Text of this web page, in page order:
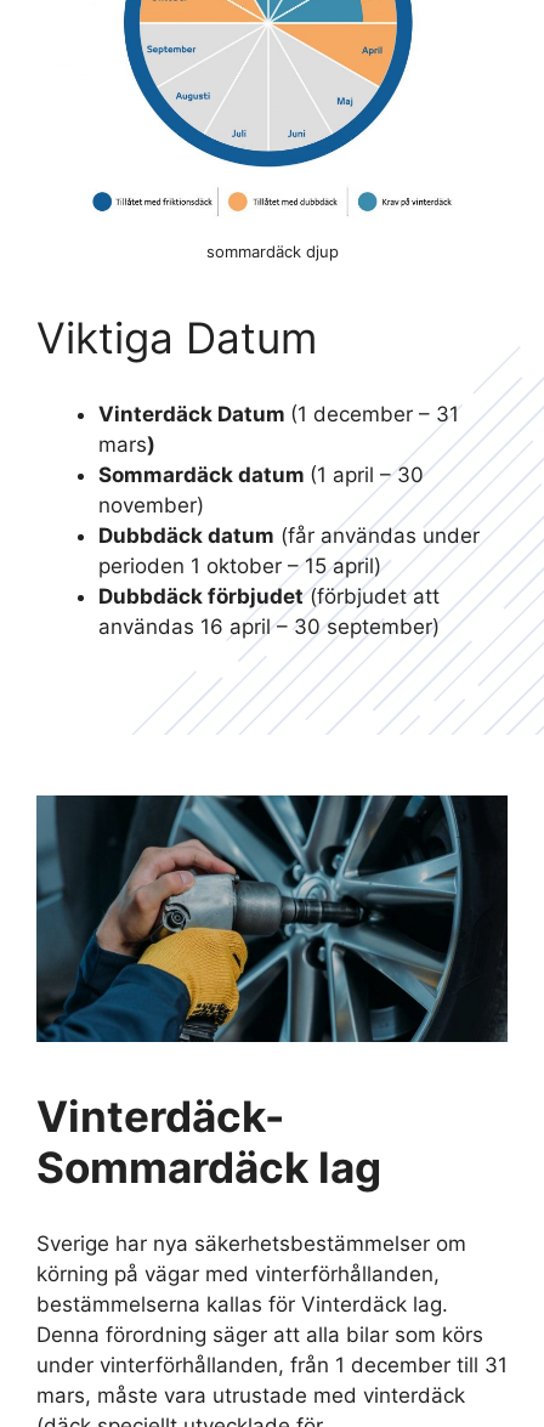
Viktiga Datum
Vinterdäck Datum (1 december – 31
mars)
Sommardäck datum (1 april – 30
november)
Dubbdäck datum (får användas under
perioden 1 oktober – 15 april)
Dubbdäck förbjudet(förbjudet att
användas 16 april – 30 september)
sommardäck djup
Vinterdäck-
Sommardäck lag
Sverige har nya säkerhetsbestämmelser om
körning på vägar med vinterförhållanden,
bestämmelserna kallas för Vinterdäck lag.
Denna förordning säger att alla bilar som körs
under vinterförhållanden, från 1 december till 31
mars, måste vara utrustade med vinterdäck